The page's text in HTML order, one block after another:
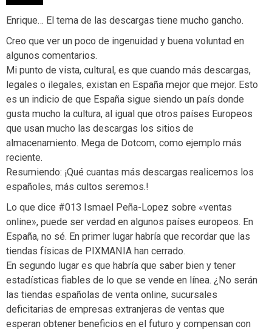
Enrique… El tema de las descargas tiene mucho gancho.
Creo que ver un poco de ingenuidad y buena voluntad en
algunos comentarios.
Mi punto de vista, cultural, es que cuando más descargas,
legales o ilegales, existan en España mejor que mejor. Esto
es un indicio de que España sigue siendo un país donde
gusta mucho la cultura, al igual que otros países Europeos
que usan mucho las descargas los sitios de
almacenamiento. Mega de Dotcom, como ejemplo más
reciente.
Resumiendo: ¡Qué cuantas más descargas realicemos los
españoles, más cultos seremos.!
Lo que dice #013 Ismael Peña-Lopez sobre «ventas
online», puede ser verdad en algunos países europeos. En
España, no sé. En primer lugar habría que recordar que las
tiendas físicas de PIXMANIA han cerrado.
En segundo lugar es que habría que saber bien y tener
estadísticas fiables de lo que se vende en línea. ¿No serán
las tiendas españolas de venta online, sucursales
deficitarias de empresas extranjeras de ventas que
esperan obtener beneficios en el futuro y compensan con